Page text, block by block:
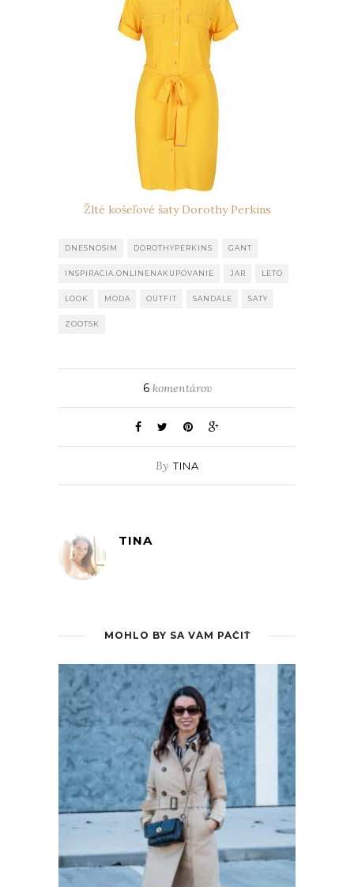
Žlté košeľové šaty Dorothy Perkins
DNESNOSIM DOROTHYPERKINS GANT
INSPIRACIA.ONLINENAKUPOVANIE JAR LETO
LOOK MODA OUTFIT SANDALE SATY
ZOOTSK
6komentárov
By TINA
TINA
MOHLO BY SA VÁM PÁČIŤ